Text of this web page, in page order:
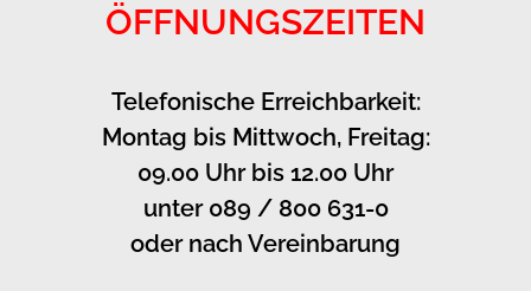
ÖFFNUNGSZEITEN
Telefonische Erreichbarkeit:
Montag bis Mittwoch, Freitag:
09.00 Uhr bis 12.00 Uhr
unter 089 / 800 631-0
oder nach Vereinbarung